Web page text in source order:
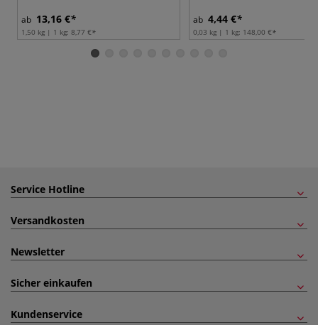
ab 13,16 €
1,50 kg | 1 kg: 8,77 €
ab 4,44 €
0,03 kg | 1 kg: 148,00 €
Service Hotline
Versandkosten
Newsletter
Sicher einkaufen
Kundenservice